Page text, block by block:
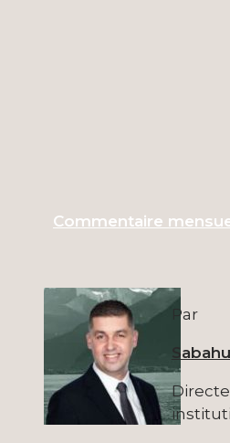
Commentaire
Par